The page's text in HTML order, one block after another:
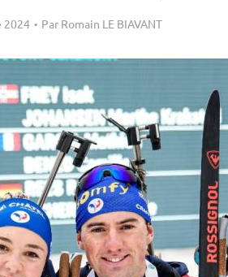
2024 Par Romain LE BIAVANT